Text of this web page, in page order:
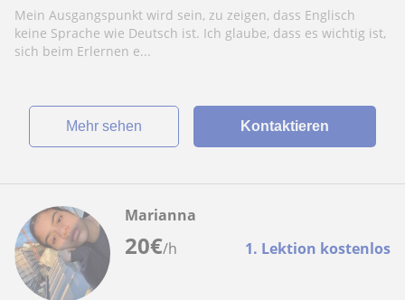
Mein Ausgangspunkt wird sein, zu zeigen, dass Englisch
keine Sprache wie Deutsch ist. Ich glaube, dass es wichtig ist,
sich beim Erlernen e...
Mehr sehen Kontaktieren
20€/h 1. Lektion kostenlos
Marianna